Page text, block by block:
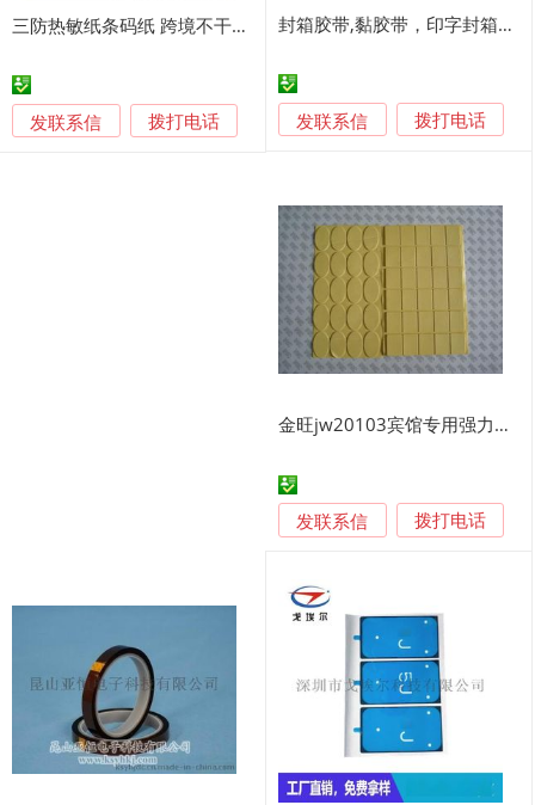
三防热敏纸条码纸 跨境不干胶空白竖版热敏贴纸标签纸打印纸
发联系信 拨打电话
封箱胶带,黏胶带，印字封箱胶带，颜色胶带
发联系信 拨打电话
金旺jw20103宾馆专用强力PE泡棉胶垫
发联系信 拨打电话